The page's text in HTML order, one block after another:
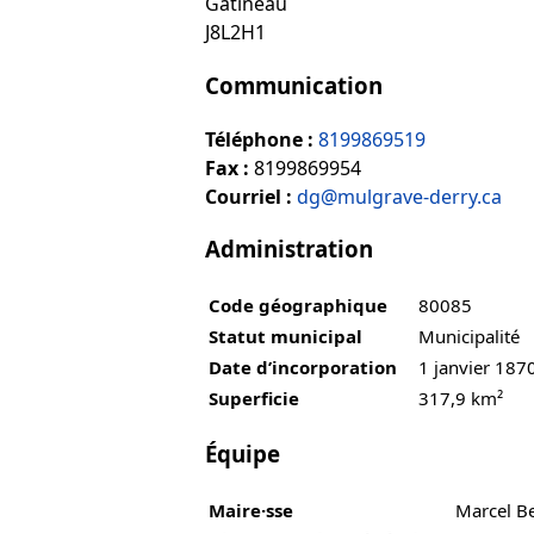
J8L2H1
Communication
Téléphone : 8199869519
Fax : 8199869954
Courriel : dg@mulgrave-derry.ca
Administration
Code géographique
80085
Statut municipal
Municipalité
Date d’incorporation
1 janvier
Superficie
317,9 km²
Équipe
Maire·sse
Marcel